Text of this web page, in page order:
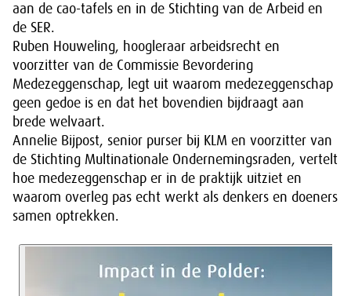
aan de cao-tafels en in de Stichting van de Arbeid en
de SER.
Ruben Houweling, hoogleraar arbeidsrecht en
voorzitter van de Commissie Bevordering
Medezeggenschap, legt uit waarom medezeggenschap
geen gedoe is en dat het bovendien bijdraagt aan
brede welvaart.
Annelie Bijpost, senior purser bij KLM en voorzitter van
de Stichting Multinationale Ondernemingsraden, vertelt
hoe medezeggenschap er in de praktijk uitziet en
waarom overleg pas echt werkt als denkers en doeners
samen optrekken.